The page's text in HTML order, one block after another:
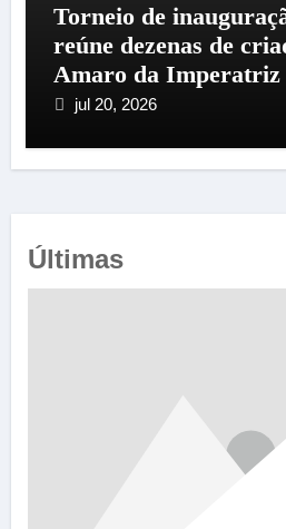
Torneio de
reúne dezenas de
Amaro da Imperatriz
jul 20, 2026
Últimas